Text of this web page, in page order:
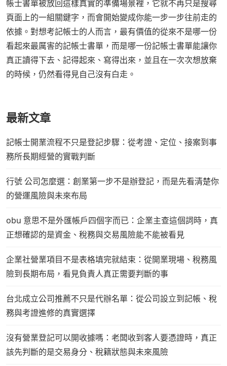
帳士書單被放回這樣真實的準備場景裡，它就不再只是搜尋
頁面上的一組關鍵字，而會開始變成你能一步一步往前走的
依據。對想考記帳士的人而言，最有價值的從來不是哪一份
看起來最厲害的記帳士書單，而是哪一份記帳士書單能讓你
真正讀得下去、記得起來、寫得出來，並且在一次次想放棄
的時候，仍然看得見自己沒有白走。
最新文章
記帳士開業流程不只是登記步驟：從考證、定位、接案到事
務所長期經營的實戰判斷
行號 公司怎麼選：創業第一步不是辦登記，而是先看清楚你
的營運風險與未來布局
obu 意思不是外匯帳戶四個字而已：企業主查這個詞時，真
正想確認的是資金、稅務與交易風險能不能被看見
企業社營業項目不是表格填完就結束：從開業現場、稅務風
險到長期布局，看見負責人真正需要判斷的事
台北成立公司推薦不只是代辦名單：從公司設立到記帳、稅
務與考證進修的真實選擇
沒有營業登記可以開收據嗎：老闆收到客人要憑證時，真正
該先判斷的是交易身分、稅籍狀態與未來風險